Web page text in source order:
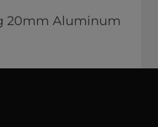
20mm Aluminum